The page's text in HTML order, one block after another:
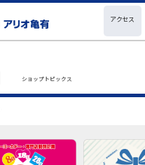
アクセス
ショップトピックス